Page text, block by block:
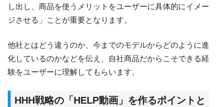
し出し、商品を使うメリットをユーザーに具体的にイメー
ジさせる」ことが重要となります。
他社とはどう違うのか、今までのモデルからどのように進
化しているのかなどを伝え、自社商品だからこそできる経
験をユーザーに理解してもらいます。
HHH戦略の「HELP動画」を作るポイントと